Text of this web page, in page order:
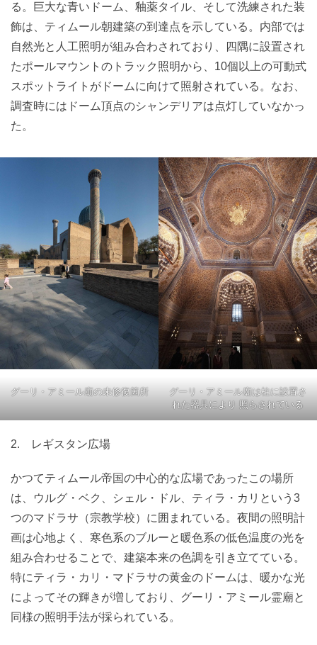
る。巨大な青いドーム、釉薬タイル、そして洗練された装
飾は、ティムール朝建築の到達点を示している。内部では
自然光と人工照明が組み合わされており、四隅に設置され
たポールマウントのトラック照明から、10個以上の可動式
スポットライトがドームに向けて照射されている。なお、
調査時にはドーム頂点のシャンデリアは点灯していなかっ
た。
グーリ・アミール廟の未修復箇所
グーリ・アミール廟は柱に設置さ
れた器具により 照らされている
2. レギスタン広場
かつてティムール帝国の中心的な広場であったこの場所
は、ウルグ・ベク、シェル・ドル、ティラ・カリという3
つのマドラサ（宗教学校）に囲まれている。夜間の照明計
画は心地よく、寒色系のブルーと暖色系の低色温度の光を
組み合わせることで、建築本来の色調を引き立てている。
特にティラ・カリ・マドラサの黄金のドームは、暖かな光
によってその輝きが増しており、グーリ・アミール霊廟と
同様の照明手法が採られている。